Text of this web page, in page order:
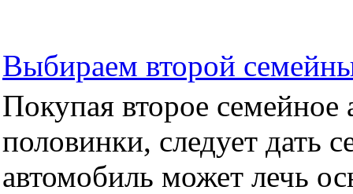
Выбираем второй
Покупая второе семейное
половинки, следует дать
автомобиль может лечь